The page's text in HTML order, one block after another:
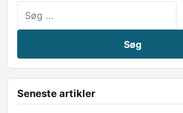
Seneste artikler